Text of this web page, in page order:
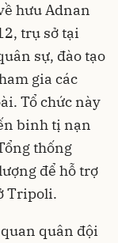
hưu Adnan
trụ sở tại
sự, đào tạo
gia các
Tổ chức này
binh tị nạn
thống
để hỗ trợ
Tripoli.
quan quân đội